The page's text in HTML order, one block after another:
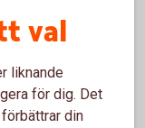
val
liknande
för dig. Det
din